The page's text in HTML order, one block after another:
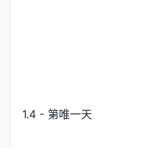
1.4 - 第唯一天